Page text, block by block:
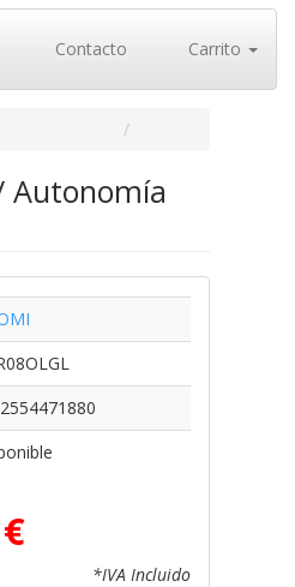
Contacto Carrito
Autonomía
*IVA Incluido